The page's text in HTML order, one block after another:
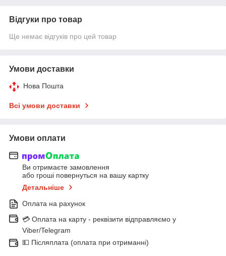
Відгуки про товар
Ще немає відгуків про цей товар
Умови доставки
Нова Пошта
Всі умови доставки
Умови оплати
Ви отримаєте замовлення
або гроші повернуться на вашу картку
Детальніше
Оплата на рахунок
💳 Оплата на карту - реквізити відправляємо у
Viber/Telegram
💵 Післяплата (оплата при отриманні)